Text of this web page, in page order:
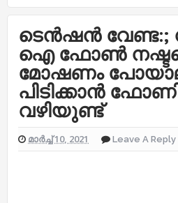
ടെൻഷൻ വേണ്ട:;
ഐ ഫോൺ
മോഷണം
പിടിക്കാൻ
വഴിയുണ്ട്
മാർച്ച് 10, 2021 Leave A Reply